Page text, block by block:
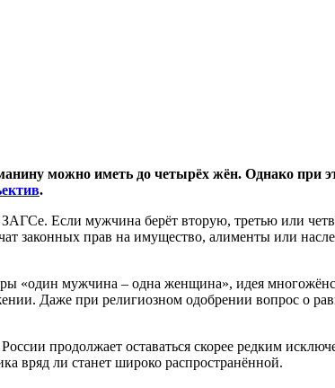
можно иметь до четырёх жён. Однако при
.
Если мужчина берёт вторую, третью или
законных прав на имущество, алименты или
«один мужчина – одна женщина», идея
Даже при религиозном одобрении вопрос о
продолжает оставаться скорее редким
вряд ли станет широко распространённой.